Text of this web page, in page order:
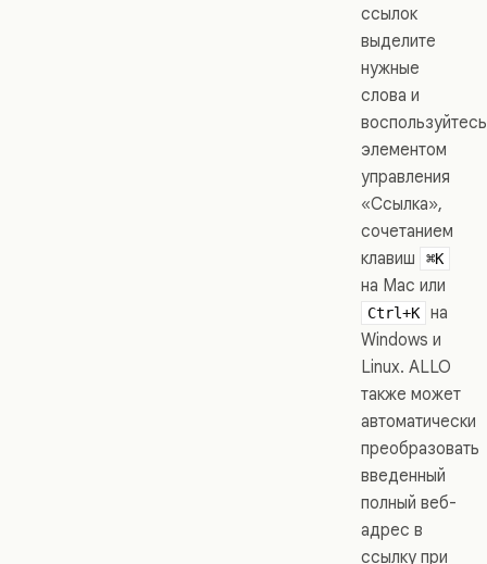
ссылок
выделите
нужные
слова и
воспользуйтесь
элементом
управления
«Ссылка»,
сочетанием
клавиш
⌘K
на Mac или
Ctrl+K
на
Windows и
Linux. ALLO
также может
автоматически
преобразовать
введенный
полный веб-
адрес в
ссылку при